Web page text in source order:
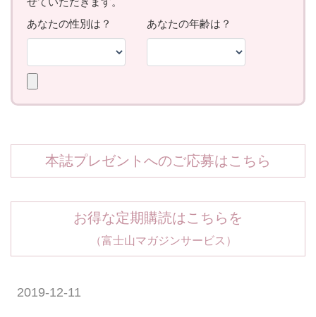
本誌プレゼントへのご応募はこちら
お得な定期購読はこちらを
（富士山マガジンサービス）
2019-12-11